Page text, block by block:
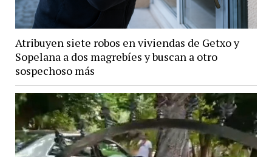
Atribuyen siete robos en viviendas de Getxo y
Sopelana a dos magrebíes y buscan a otro
sospechoso más